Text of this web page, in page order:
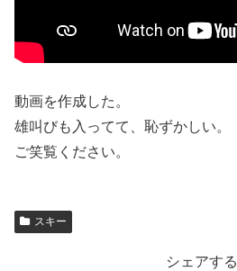
動画を作成した。
雄叫びも入ってて、恥ずかしい。
ご笑覧ください。
スキー
シェアする